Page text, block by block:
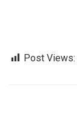
Post Views: